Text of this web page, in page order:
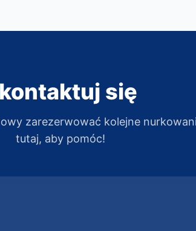
się
zarezerwować kolejne
tutaj, aby pomóc!